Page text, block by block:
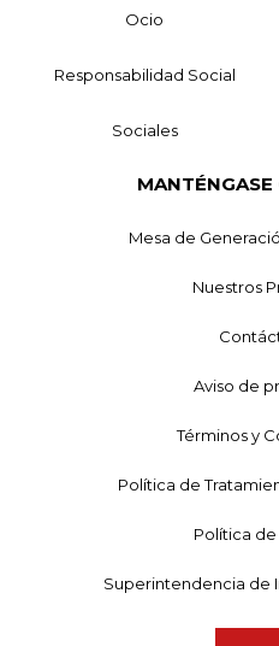
Ocio
Responsabilidad Social
Sociales
Mesa de
Nuestros
Aviso de
Términos y
Política de
Política
Superintendencia de